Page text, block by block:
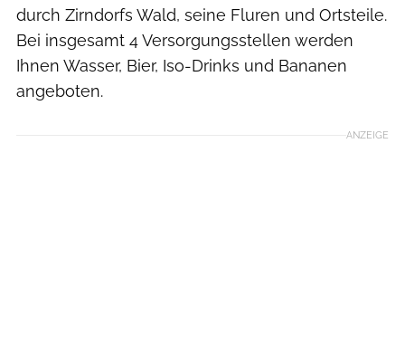
durch Zirndorfs Wald, seine Fluren und Ortsteile.
Bei insgesamt 4 Versorgungsstellen werden
Ihnen Wasser, Bier, Iso-Drinks und Bananen
angeboten.
ANZEIGE